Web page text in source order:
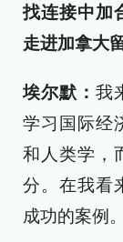
找连接中加
走进加拿大
埃尔默： 我
学习国际经
和人类学，
分。在我看
成功的案例。